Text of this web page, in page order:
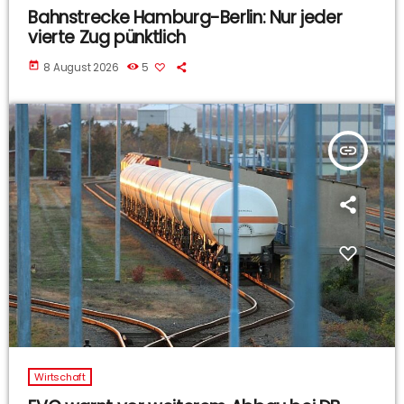
Bahnstrecke Hamburg-Berlin: Nur jeder
vierte Zug pünktlich
today 8 August 2026 5
insert_link
Wirtschaft